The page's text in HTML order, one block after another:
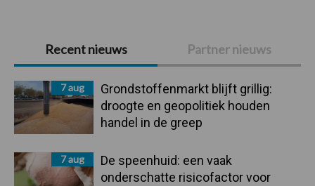
Primaire
Sidebar
Recent nieuws Partner nieuws
7 aug
Grondstoffenmarkt blijft grillig:
droogte en geopolitiek houden
handel in de greep
7 aug
De speenhuid: een vaak
onderschatte risicofactor voor